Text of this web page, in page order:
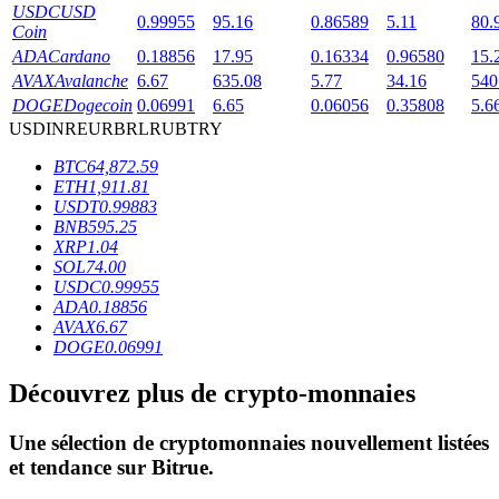
Des investissements exclusifs pour les détenteurs de BTR
Service d'emprunt adossé à des cryptomonnaies
USDCUSD
Coin
0.99955 95.16 0.86589 5.11
ADACardano 0.18856 17.95 0.16334 0.96580
AVAXAvalanche 6.67 635.08 5.77 34.16
DOGEDogecoin 0.06991 6.65 0.06056 0.35808
USDINREURBRLRUBTRY
BTC64,872.59
ETH1,911.81
USDT0.99883
BNB595.25
XRP1.04
SOL74.00
USDC0.99955
ADA0.18856
AVAX6.67
DOGE0.06991
Découvrez plus de crypto-monnaies
Une sélection de cryptomonnaies nouvellement listées
et tendance sur Bitrue.